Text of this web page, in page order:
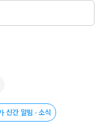
을 위협하는 병마도
신간 알림 · 소식